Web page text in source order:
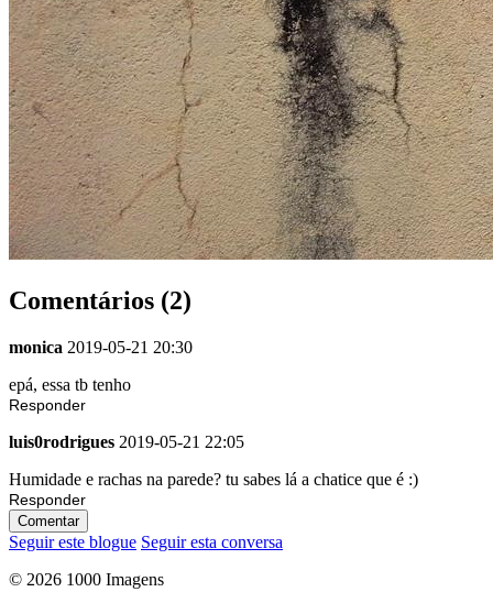
Comentários (2)
monica 2019-05-21 20:30
epá, essa tb tenho
Responder
luis0rodrigues 2019-05-21 22:05
Humidade e rachas na parede? tu sabes lá a chatice que é :)
Responder
Comentar
Seguir este blogue Seguir esta conversa
© 2026 1000 Imagens